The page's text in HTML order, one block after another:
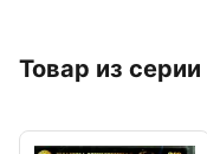
Товар из серии